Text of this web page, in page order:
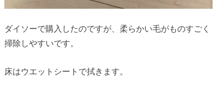
ダイソーで購入したのですが、柔らかい毛がものすごく
掃除しやすいです。
床はウエットシートで拭きます。